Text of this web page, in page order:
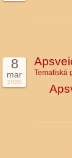
8
mar
2020
Tematiskā